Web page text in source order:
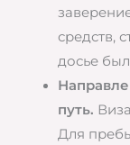
средств,
досье
путь.
Для